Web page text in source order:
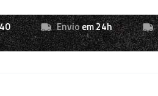
Envioem 24h